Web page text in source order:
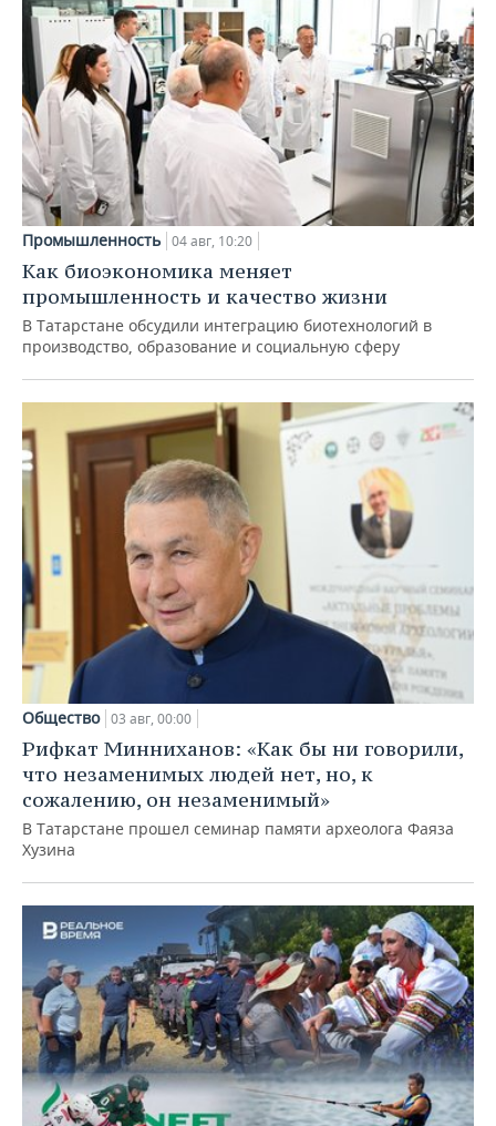
Промышленность 04 авг, 10:20
Как биоэкономика меняет
промышленность и качество жизни
В Татарстане обсудили интеграцию биотехнологий в
производство, образование и социальную сферу
Общество 03 авг, 00:00
Рифкат Минниханов: «Как бы ни говорили,
что незаменимых людей нет, но, к
сожалению, он незаменимый»
В Татарстане прошел семинар памяти археолога Фаяза
Хузина